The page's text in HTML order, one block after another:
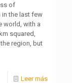
of
the last few
world, with a
squared,
region, but
Leer más